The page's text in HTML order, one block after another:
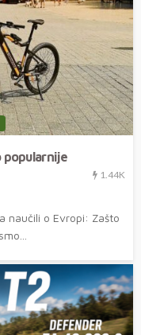
popularnije
1.44K
naučili o Evropi: Zašto